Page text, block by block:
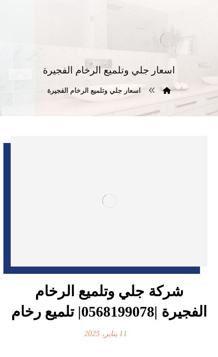
اسعار جلي وتلميع الرخام الفجيرة
اسعار جلي وتلميع الرخام الفجيرة
شركة جلي وتلميع الرخام
الفجيرة |0568199078| تلميع رخام
11 يناير، 2025